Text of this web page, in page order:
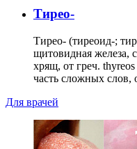
Тирео-
Тирео- (тиреоид-;
щитовидная железа,
хрящ, от греч.
часть сложных слов,
Для врачей